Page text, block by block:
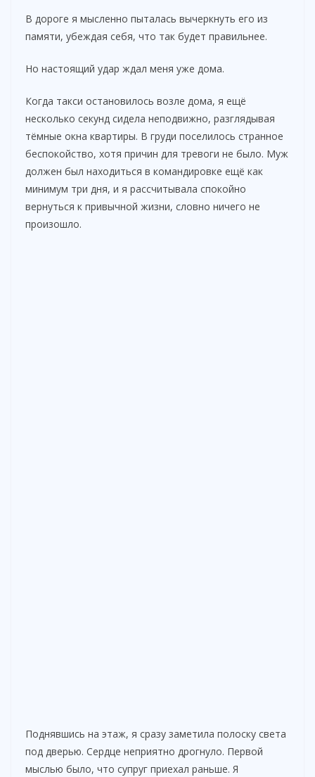
d
o
В дороге я мысленно пыталась вычеркнуть его из
памяти, убеждая себя, что так будет правильнее.
Но настоящий удар ждал меня уже дома.
Когда такси остановилось возле дома, я ещё
несколько секунд сидела неподвижно, разглядывая
тёмные окна квартиры. В груди поселилось странное
беспокойство, хотя причин для тревоги не было. Муж
должен был находиться в командировке ещё как
минимум три дня, и я рассчитывала спокойно
вернуться к привычной жизни, словно ничего не
произошло.
Поднявшись на этаж, я сразу заметила полоску света
под дверью. Сердце неприятно дрогнуло. Первой
мыслью было, что супруг приехал раньше. Я